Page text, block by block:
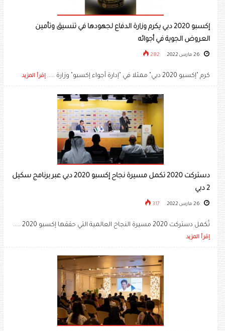
إكسبو 2020 دبي يكرم وزارة الدفاع لجهودها في تنسيق وتأمين
العروض الجوية في أجوائه
282
كرم "إكسبو 2020 دبي" ممثلا في "إدارة أجواء إكسبو" وزارة ..... إقرأ المزيد
دستركت 2020 تكمل مسيرة نجاح إكسبو 2020 دبي عبر برنامج سكيل
2 دبي
317
تُكمل دستركت 2020 مسيرة النجاح العالمية التي حققها إكسبو 2020 .....
إقرأ المزيد